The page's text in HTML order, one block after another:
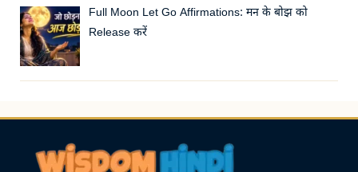
Full Moon Let Go Affirmations: मन के बोझ को
Release करें